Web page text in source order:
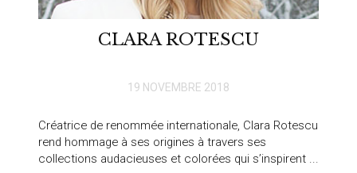
CLARA ROTESCU
19 NOVEMBRE 2018
Créatrice de renommée internationale, Clara Rotescu
rend hommage à ses origines à travers ses
collections audacieuses et colorées qui s’inspirent ...